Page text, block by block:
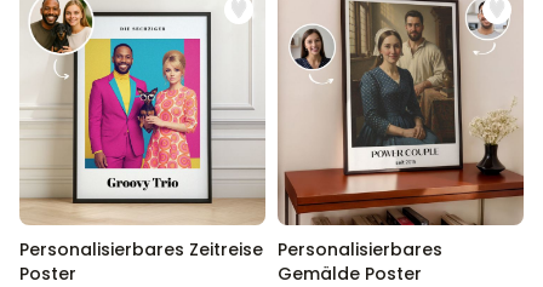
Personalisierbares Zeitreise
Poster
Personalisierbares
Gemälde Poster